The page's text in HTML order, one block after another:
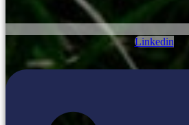
Linkedin